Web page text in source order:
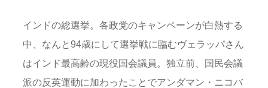
インドの総選挙。各政党のキャンペーンが白熱する
中、なんと94歳にして選挙戦に臨むヴェラッパさん
はインド最高齢の現役国会議員。独立前、国民会議
派の反英運動に加わったことでアンダマン・ニコバ